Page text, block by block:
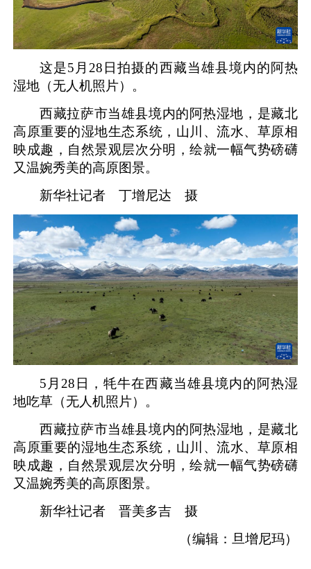
这是5月28日拍摄的西藏当雄县境内的阿热
湿地（无人机照片）。
西藏拉萨市当雄县境内的阿热湿地，是藏北
高原重要的湿地生态系统，山川、流水、草原相
映成趣，自然景观层次分明，绘就一幅气势磅礴
又温婉秀美的高原图景。
新华社记者 丁增尼达 摄
5月28日，牦牛在西藏当雄县境内的阿热湿
地吃草（无人机照片）。
西藏拉萨市当雄县境内的阿热湿地，是藏北
高原重要的湿地生态系统，山川、流水、草原相
映成趣，自然景观层次分明，绘就一幅气势磅礴
又温婉秀美的高原图景。
新华社记者 晋美多吉 摄
（编辑：旦增尼玛）